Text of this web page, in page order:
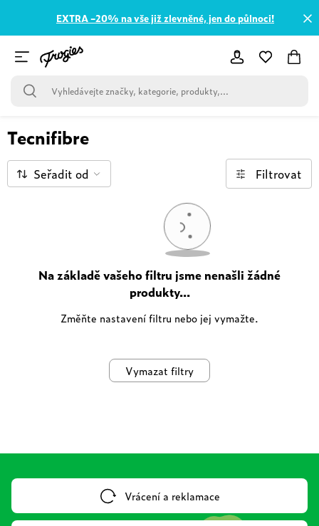
EXTRA –20% na vše již zlevněné, jen do půlnoci!
Tecnifibre
Seřadit od Filtrovat
Na základě vašeho filtru jsme nenašli žádné
produkty...
Změňte nastavení filtru nebo jej vymažte.
Vymazat filtry
Vrácení a reklamace